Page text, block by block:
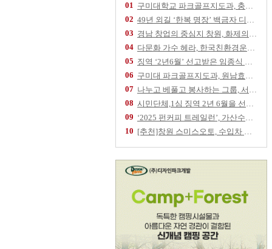
01
구미대학교 파크골프지도과, 충북 영동군 추풍령
02
49년 외길 ‘한복 명장’ 백금자 디자이너,
03
경남 창업의 중심지 창원, 화제의 스타트업을
04
다문화 가수 헤라, 한국친환경운동협회 건승 기
05
징역 ‘2년6월’ 선고받은 임종식 후보, 11
06
구미대 파크골프지도과, 원남효마실노인주간보호센
07
나누고 베풀고 봉사하는 그룹, 서울역 '따스한
08
시민단체,1심 징역 2년 6월을 선고 받은 임
09
‘2025 펀커피 트레일런’, 가산수피아 물들
10
[추천]창원 스미스오토, 수입차 정비 전문업체